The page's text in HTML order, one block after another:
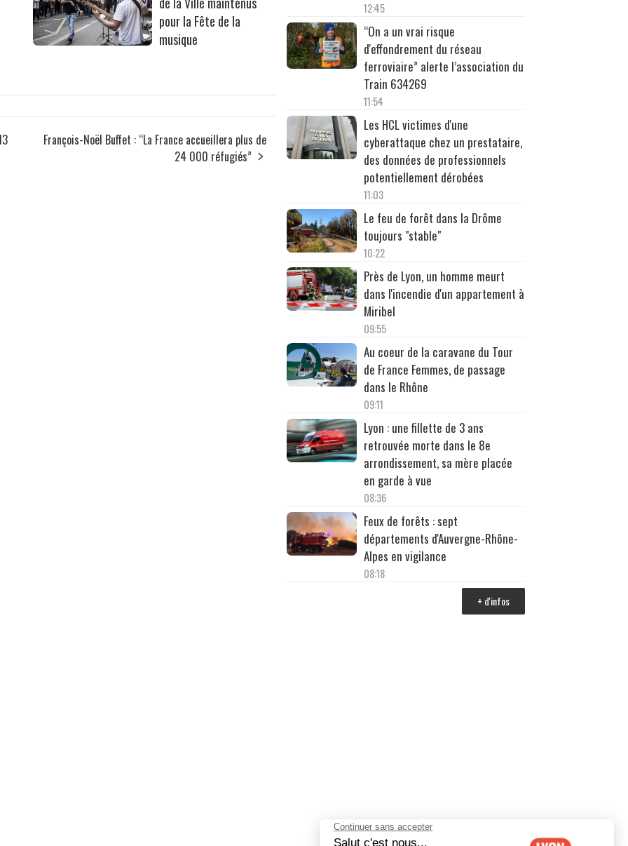
pour la Fête de la
musique
François-Noël Buffet : “La France accueillera plus de
24 000 réfugiés”
12:45
“On a un vrai risque
d'effondrement du réseau
ferroviaire” alerte l’association du
Train 634269
11:54
Les HCL victimes d'une
cyberattaque chez un prestataire,
des données de professionnels
potentiellement dérobées
11:03
Le feu de forêt dans la Drôme
toujours "stable"
10:22
Près de Lyon, un homme meurt
dans l'incendie d'un appartement à
Miribel
09:55
Au coeur de la caravane du Tour
de France Femmes, de passage
dans le Rhône
09:11
Lyon : une fillette de 3 ans
retrouvée morte dans le 8e
arrondissement, sa mère placée
en garde à vue
08:36
Feux de forêts : sept
départements d'Auvergne-Rhône-
Alpes en vigilance
08:18
+ d'infos